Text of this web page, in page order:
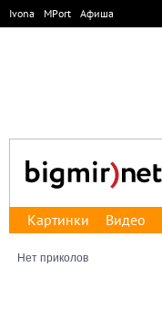
Ivona MPort Афиша
Картинки Видео
Нет приколов